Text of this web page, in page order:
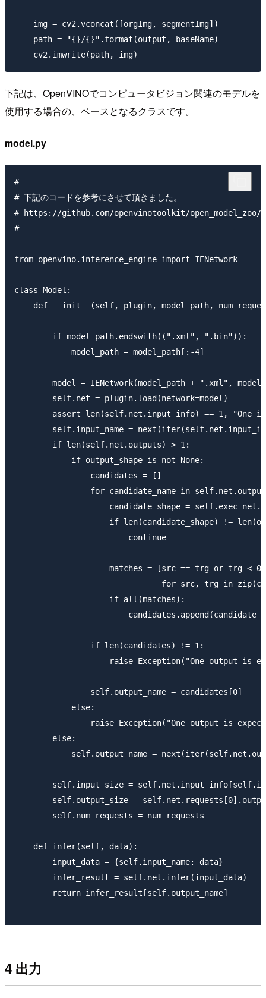
    img = cv2.vconcat([orgImg, segmentImg])
    path = "{}/{}".format(output, baseName)
下記は、OpenVINOでコンピュータビジョン関連のモデルを
使用する場合の、ベースとなるクラスです。
model.py
#
# 下記のコードを参考にさせて頂きました。
# https://github.com/openvinotoolkit/open_model_zoo/
#
from openvino.inference_engine import IENetwork
class Model:
def __init__(self, plugin, model_path,
        if model_path.endswith((".xml", ".bin")):
            model_path = model_path[:-4]
model = IENetwork(model_path + ".xml",
        self.net = plugin.load(network=model)
assert len(self.net.input_info) == 1, "One
self.input_name =
        if len(self.net.outputs) > 1:
            if output_shape is not None:
                candidates = []
for candidate_name in
candidate_shape =
if len(candidate_shape) !=
                        continue
                    matches = [src == trg or trg < 0
for src, trg in
                    if all(matches):
                if len(candidates) != 1:
raise Exception("One output is
                self.output_name = candidates[0]
            else:
raise Exception("One output is
        else:
self.output_name =
self.input_size =
self.output_size =
        self.num_requests = num_requests
    def infer(self, data):
        input_data = {self.input_name: data}
        infer_result = self.net.infer(input_data)
        return infer_result[self.output_name]
4 出力